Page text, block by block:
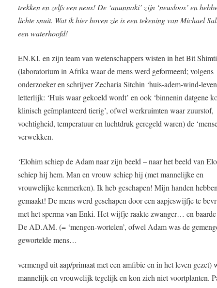
trekken en zelfs een neus! De ‘anunnaki’ zijn ‘neusloos’ en
lichte snuit. Wat ik hier boven zie is een tekening van Michael
een waterhoofd!
EN.KI. en zijn team van wetenschappers wisten in het Bit Shimti
(laboratorium in Afrika waar de mens werd geformeerd; volgens
onderzoeker en schrijver Zecharia Sitchin ‘huis-adem-wind-
letterlijk: ‘Huis waar gekoeld wordt’ en ook ‘binnenin datgene
klinisch geïmplanteerd tierig’, ofwel werkruimten waar zuurstof,
vochtigheid, temperatuur en luchtdruk geregeld waren) de
verwekken.
‘Elohim schiep de Adam naar zijn beeld – naar het beeld van
schiep hij hem. Man en vrouw schiep hij (met mannelijke en
vrouwelijke kenmerken). Ik heb geschapen! Mijn handen
gemaakt! De mens werd geschapen door een aapjeswijfje te
met het sperma van Enki. Het wijfje raakte zwanger… en
De AD.AM. (= ‘mengen-wortelen’, ofwel Adam was de
gewortelde mens…
vermengd uit aap/primaat met een amfibie en in het leven gezet)
mannelijk en vrouwelijk tegelijk en kon zich niet voortplanten.